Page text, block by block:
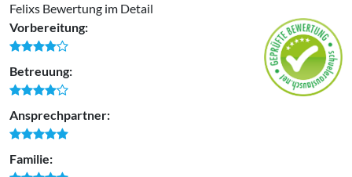
Felixs Bewertung im Detail
Vorbereitung:
Betreuung:
Ansprechpartner:
Familie: